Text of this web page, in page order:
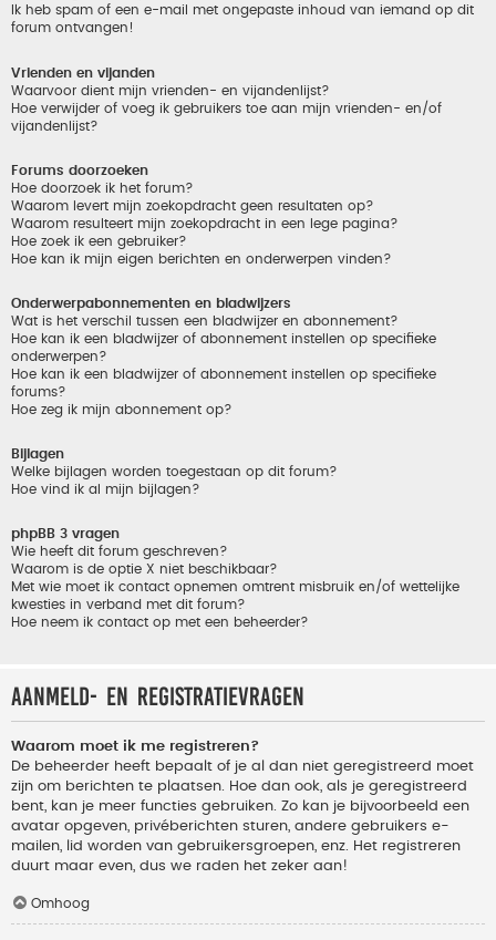
Ik heb spam of een e-mail met ongepaste inhoud van iemand op dit
forum ontvangen!
Vrienden en vijanden
Waarvoor dient mijn vrienden- en vijandenlijst?
Hoe verwijder of voeg ik gebruikers toe aan mijn vrienden- en/of
vijandenlijst?
Forums doorzoeken
Hoe doorzoek ik het forum?
Waarom levert mijn zoekopdracht geen resultaten op?
Waarom resulteert mijn zoekopdracht in een lege pagina?
Hoe zoek ik een gebruiker?
Hoe kan ik mijn eigen berichten en onderwerpen vinden?
Onderwerpabonnementen en bladwijzers
Wat is het verschil tussen een bladwijzer en abonnement?
Hoe kan ik een bladwijzer of abonnement instellen op specifieke
onderwerpen?
Hoe kan ik een bladwijzer of abonnement instellen op specifieke
forums?
Hoe zeg ik mijn abonnement op?
Bijlagen
Welke bijlagen worden toegestaan op dit forum?
Hoe vind ik al mijn bijlagen?
phpBB 3 vragen
Wie heeft dit forum geschreven?
Waarom is de optie X niet beschikbaar?
Met wie moet ik contact opnemen omtrent misbruik en/of wettelijke
kwesties in verband met dit forum?
Hoe neem ik contact op met een beheerder?
Aanmeld- en registratievragen
Waarom moet ik me registreren?
De beheerder heeft bepaalt of je al dan niet geregistreerd moet
zijn om berichten te plaatsen. Hoe dan ook, als je geregistreerd
bent, kan je meer functies gebruiken. Zo kan je bijvoorbeeld een
avatar opgeven, privéberichten sturen, andere gebruikers e-
mailen, lid worden van gebruikersgroepen, enz. Het registreren
duurt maar even, dus we raden het zeker aan!
Omhoog